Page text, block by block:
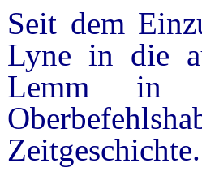
Seit dem
Lyne in die
Lemm in
Zeitgeschichte.